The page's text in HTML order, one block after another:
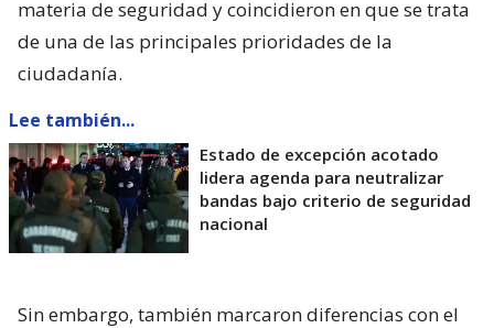
materia de seguridad y coincidieron en que se trata
de una de las principales prioridades de la
ciudadanía.
Lee también...
Estado de excepción acotado
lidera agenda para neutralizar
bandas bajo criterio de seguridad
nacional
Sin embargo, también marcaron diferencias con el